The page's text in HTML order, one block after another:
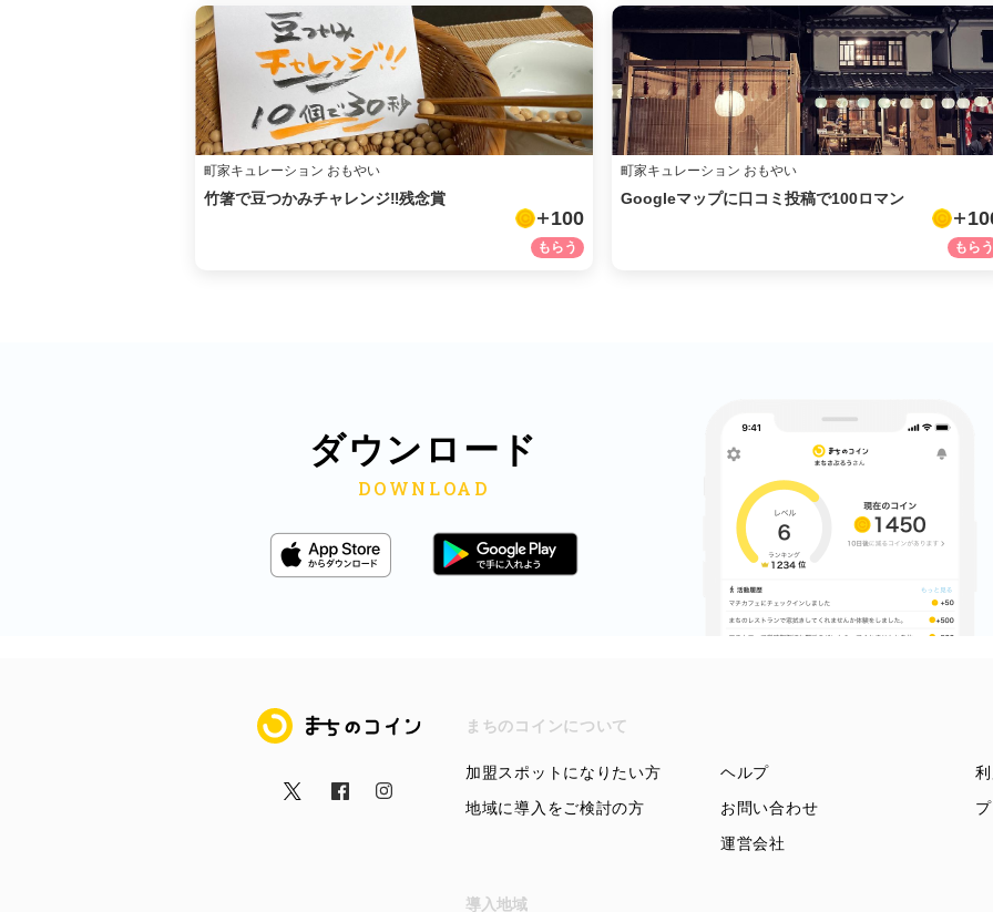
町家キュレーション おもやい
竹箸で豆つかみチャレンジ‼︎残念賞
100
町家キュレーション おもやい
Googleマップに口コミ投稿で100ロマン
ダウンロード
まちのコイン まちのコインについて
加盟スポットになりたい方
地域に導入をご検討の方
ヘルプ
お問い合わせ
運営会社
導入地域